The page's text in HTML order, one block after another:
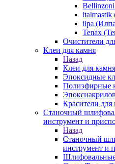
italmastik
ilpa
Tenax
Очистители
Клеи для камня
Назад
Клеи для камня
Эпоксидные
Полиэфирные
Красители для
Станочный
инструмент и
Назад
Станочный
инструмент и
Шлифовальные